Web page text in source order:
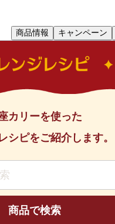
商品情報 キャンペーン
カリーを使った
シピをご紹介します。
商品で検索